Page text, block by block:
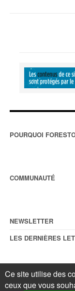
POURQUOI
COMMUNAUTÉ
NEWSLETTER
LES DERNIÈRES
© ForestopicMentions
écrite préalable.
Ce site utilise des
ceux que vous